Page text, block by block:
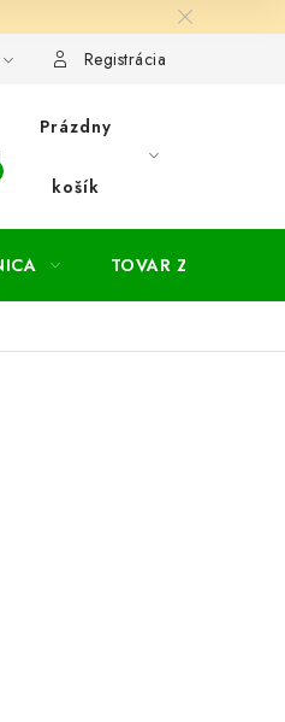
Zásady ochrany osobných údajov
Registrácia
Prázdny
košík
TOVAR ZA